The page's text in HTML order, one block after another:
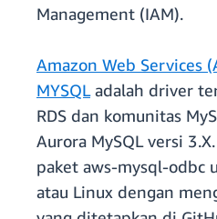
Management (IAM).
Amazon Web Services
MYSQLadalah driver
RDS dan komunitas
Aurora MySQL versi
paket aws-mysql-odbc
atau Linux dengan